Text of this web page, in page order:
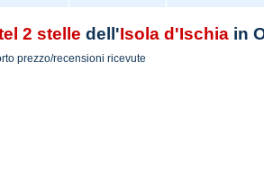
2 stelle dell'Isola d'Ischia in
prezzo/recensioni ricevute